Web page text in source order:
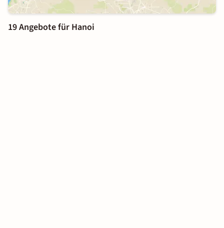
19 Angebote für Hanoi